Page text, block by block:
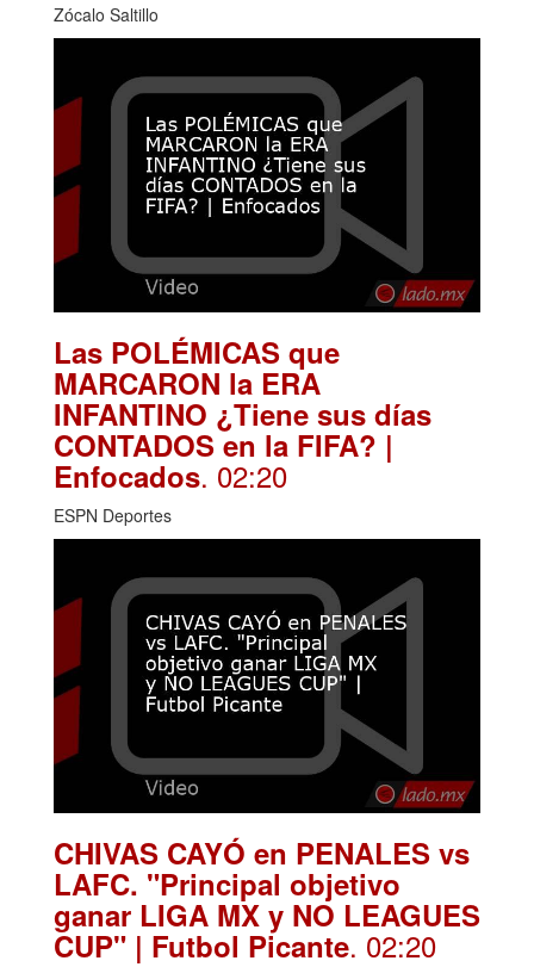
Zócalo Saltillo
Las POLÉMICAS que
MARCARON la ERA
INFANTINO ¿Tiene sus días
CONTADOS en la FIFA? |
Enfocados. 02:20
ESPN Deportes
CHIVAS CAYÓ en PENALES vs
LAFC. "Principal objetivo
ganar LIGA MX y NO LEAGUES
CUP" | Futbol Picante. 02:20